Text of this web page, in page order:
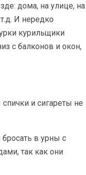
дома, на улице, на
И нередко
курильщики
с балконов и окон,
и сигареты не
в урны с
так как они